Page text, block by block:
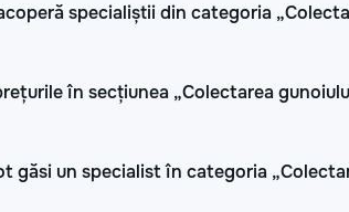
specialiștii din categoria
în secțiunea „Colectarea
găsi un specialist în categoria